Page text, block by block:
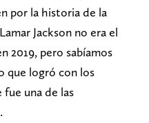
por la historia de la
Jackson no era el
2019, pero sabíamos
que logró con los
fue una de las